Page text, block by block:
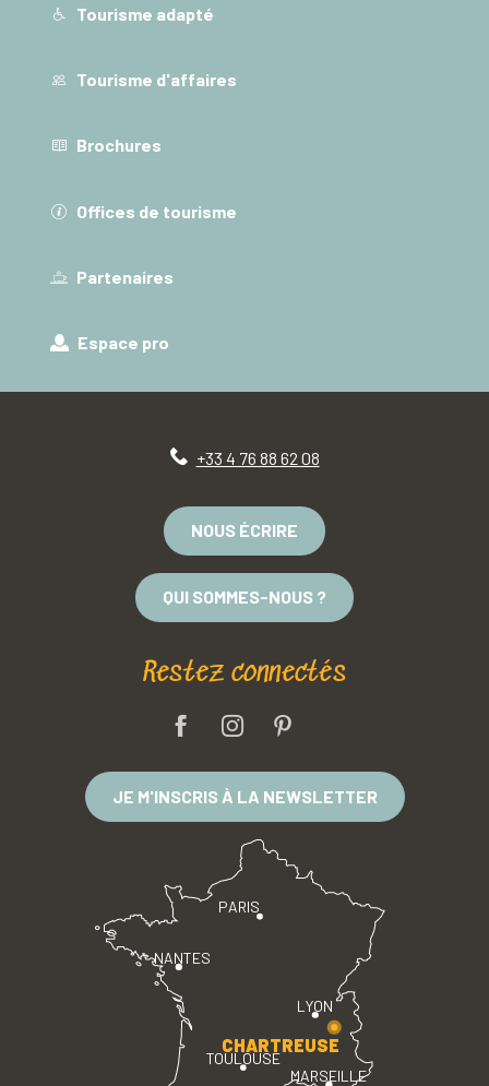
Tourisme adapté
Tourisme d'affaires
Brochures
Offices de tourisme
Partenaires
Espace pro
+33 4 76 88 62 08
NOUS ÉCRIRE
QUI SOMMES-NOUS ?
Restez connectés
JE M'INSCRIS À LA NEWSLETTER
PARIS
LYON
TOULOUSE
MARSEILLE
NANTES
CHARTREUSE